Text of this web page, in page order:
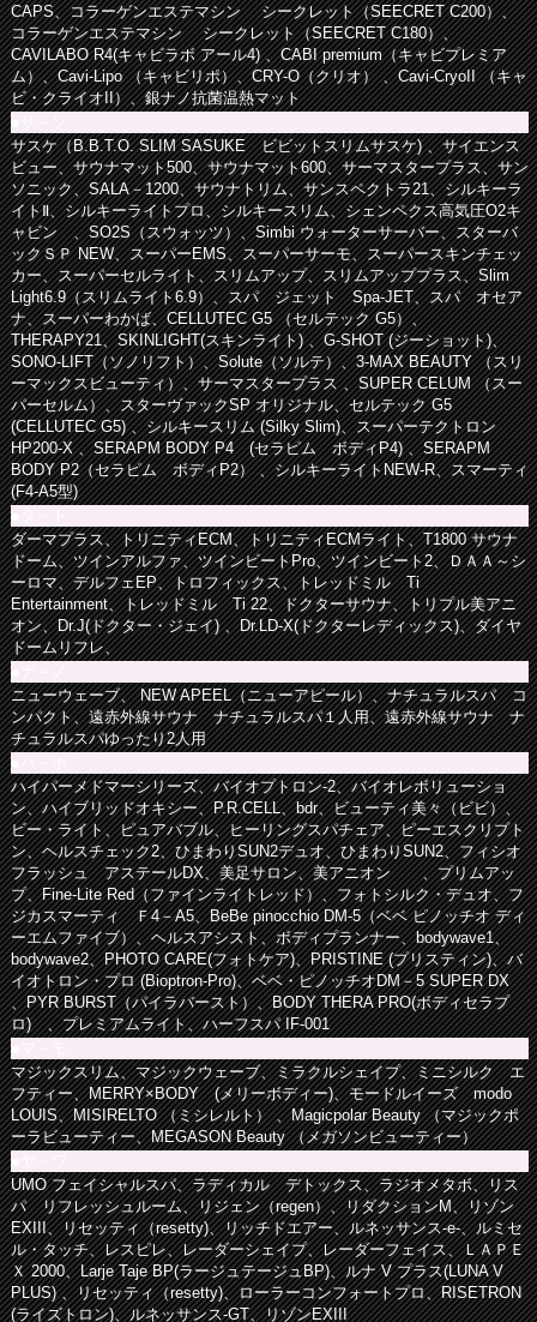
CAPS、コラーゲンエステマシン シークレット（SEECRET C200）、
コラーゲンエステマシン シークレット（SEECRET C180）、
CAVILABO R4(キャビラボ アール4) 、CABI premium（キャビプレミア
ム）、Cavi-Lipo （キャビリポ）、CRY-O（クリオ） 、Cavi-CryoII （キャ
ビ・クライオII）、銀ナノ抗菌温熱マット
サスケ（B.B.T.O. SLIM SASUKE ビビットスリムサスケ) 、サイエンス
ビュー、サウナマット500、サウナマット600、サーマスタープラス、サン
ソニック、SALA－1200、サウナトリム、サンスペクトラ21、シルキーラ
イトⅡ、シルキーライトプロ、シルキースリム、シェンペクス高気圧O2キ
ャビン 、SO2S（スウォッツ）、Simbi ウォーターサーバー、スターバ
ックＳＰ NEW、スーパーEMS、スーパーサーモ、スーパースキンチェッ
カー、スーパーセルライト、スリムアップ、スリムアッププラス、Slim
Light6.9（スリムライト6.9）、スパ ジェット Spa-JET、スパ オセア
ナ、スーパーわかば、CELLUTEC G5 （セルテック G5）、
THERAPY21、SKINLIGHT(スキンライト) 、G-SHOT (ジーショット)、
SONO-LIFT（ソノリフト）、Solute（ソルテ）、3-MAX BEAUTY （スリ
ーマックスビューティ）、サーマスタープラス 、SUPER CELUM （スー
パーセルム）、スターヴァックSP オリジナル、セルテック G5
(CELLUTEC G5) 、シルキースリム (Silky Slim)、スーパーテクトロン
HP200-X 、SERAPM BODY P4 (セラピム ボディP4) 、SERAPM
BODY P2（セラピム ボディP2） 、シルキーライトNEW-R、スマーティ
(F4-A5型)
ダーマプラス、トリニティECM、トリニティECMライト、T1800 サウナ
ドーム、ツインアルファ、ツインビートPro、ツインビート2、ＤＡＡ～シ
ーロマ、デルフェEP、トロフィックス、トレッドミル Ti
Entertainment、トレッドミル Ti 22、ドクターサウナ、トリプル美アニ
オン、Dr.J(ドクター・ジェイ) 、Dr.LD-X(ドクターレディックス)、ダイヤ
ドームリフレ、
ニューウェーブ、 NEW APEEL（ニューアピール）、ナチュラルスパ コ
ンパクト、遠赤外線サウナ ナチュラルスパ１人用、遠赤外線サウナ ナ
チュラルスパゆったり2人用
ハイパーメドマーシリーズ、バイオプトロン-2、バイオレボリューショ
ン、ハイブリッドオキシー、P.R.CELL、bdr、ビューティ美々（ビビ）、
ビー・ライト、ピュアバブル、ヒーリングスパチェア、ピーエスクリプト
ン、ヘルスチェック2、ひまわりSUN2デュオ、ひまわりSUN2、フィシオ
フラッシュ アステールDX、美足サロン、美アニオン 、プリムアッ
プ、Fine-Lite Red（ファインライトレッド）、フォトシルク・デュオ、フ
ジカスマーティ Ｆ4－A5、BeBe pinocchio DM-5（ベベ ピノッチオ ディ
ーエムファイブ）、ヘルスアシスト、ボディプランナー、bodywave1、
bodywave2、PHOTO CARE(フォトケア)、PRISTINE (プリスティン)、バ
イオトロン・プロ (Bioptron-Pro)、ベベ・ピノッチオDM－5 SUPER DX
、PYR BURST（パイラバースト）、BODY THERA PRO(ボディセラプ
ロ) 、プレミアムライト、ハーフスパ IF-001
マジックスリム、マジックウェーブ、ミラクルシェイプ、ミニシルク エ
フティー、MERRY×BODY (メリーボディー)、モードルイーズ modo
LOUIS、MISIRELTO （ミシレルト） 、Magicpolar Beauty （マジックポ
ーラビューティー、MEGASON Beauty （メガソンビューティー）
UMO フェイシャルスパ、ラディカル デトックス、ラジオメタボ、リス
パ リフレッシュルーム、リジェン（regen）、リダクションM、リゾン
EXIII、リセッティ（resetty)、リッチドエアー、ルネッサンス-e-、ルミセ
ル・タッチ、レスピレ、レーダーシェイプ、レーダーフェイス、ＬＡＰＥ
Ｘ 2000、Larje Taje BP(ラージュテージュBP)、ルナ V プラス(LUNA V
PLUS) 、リセッティ（resetty)、ローラーコンフォートプロ、RISETRON
(ライズトロン)、ルネッサンス-GT、リゾンEXIII